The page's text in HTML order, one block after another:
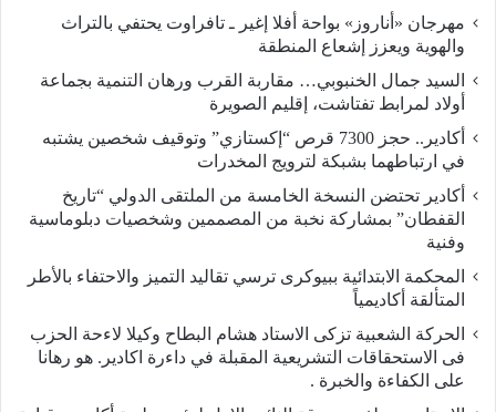
مهرجان «أناروز» بواحة أفلا إغير ـ تافراوت يحتفي بالتراث
والهوية ويعزز إشعاع المنطقة
السيد جمال الخنبوبي… مقاربة القرب ورهان التنمية بجماعة
أولاد لمرابط تفتاشت، إقليم الصويرة
أكادير.. حجز 7300 قرص “إكستازي” وتوقيف شخصين يشتبه
في ارتباطهما بشبكة لترويج المخدرات
أكادير تحتضن النسخة الخامسة من الملتقى الدولي “تاريخ
القفطان” بمشاركة نخبة من المصممين وشخصيات دبلوماسية
وفنية
المحكمة الابتدائية ببيوكرى ترسي تقاليد التميز والاحتفاء بالأطر
المتألقة أكاديمياً
الحركة الشعبية تزكى الاستاد هشام البطاح وكيلا لاءحة الحزب
فى الاستحقاقات التشريعية المقبلة في داءرة اكادير. هو رهانا
على الكفاءة والخبرة .